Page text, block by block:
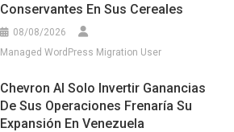
Conservantes En Sus Cereales
08/08/2026
Managed WordPress Migration User
Chevron Al Solo Invertir Ganancias
De Sus Operaciones Frenaría Su
Expansión En Venezuela